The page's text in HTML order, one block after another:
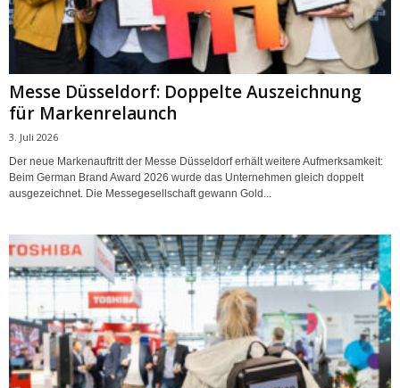
Messe Düsseldorf: Doppelte Auszeichnung
für Markenrelaunch
3. Juli 2026
Der neue Markenauftritt der Messe Düsseldorf erhält weitere Aufmerksamkeit:
Beim German Brand Award 2026 wurde das Unternehmen gleich doppelt
ausgezeichnet. Die Messegesellschaft gewann Gold...